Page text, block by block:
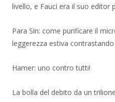
livello, e Fauci era il suo editor
Para Sin: come purificare il
leggerezza estiva
Hamer: uno contro tutti!
La bolla del debito da un